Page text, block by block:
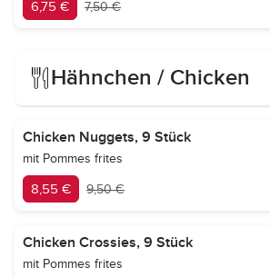
6,75 € 7,50 €
Hähnchen / Chicken
Chicken Nuggets, 9 Stück
mit Pommes frites
8,55 € 9,50 €
Chicken Crossies, 9 Stück
mit Pommes frites